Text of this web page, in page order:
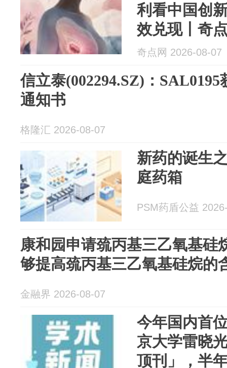
利看中国创
效兑现丨奇
奇点网 2026-08-07
信立泰(002294.SZ)：
通知书
格隆汇 2026-08-07
新药的诞生
庭药箱
PSM药盾公益
康和园申请巯丙基三乙氧基硅
够提高巯丙基三乙氧基硅烷的
金融界 2026-08-07
今年国内首
京大学雷晓
顶刊」，半